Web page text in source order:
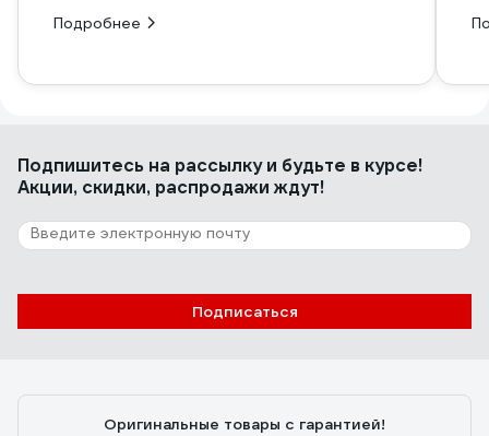
Подробнее
Подпишитесь на рассылкуи будьте в курсе!
Акции, скидки, распродажи ждут!
Подписаться
Оригинальные товары с гарантией!